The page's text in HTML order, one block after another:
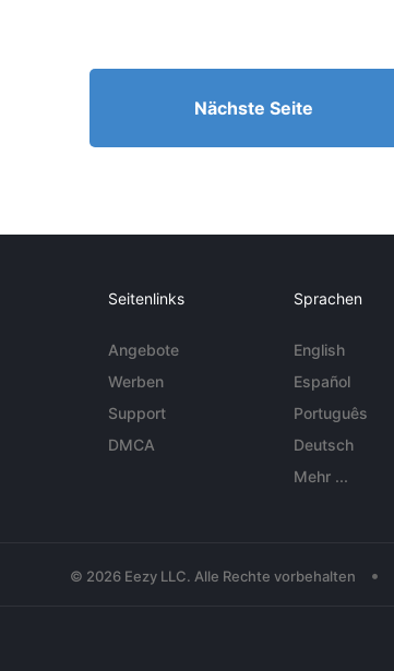
Nächste Seite
Seitenlinks
Angebote
Werben
Support
DMCA
Sprachen
English
Español
Português
Deutsch
Mehr ...
© 2026 Eezy LLC. Alle Rechte vorbehalten •